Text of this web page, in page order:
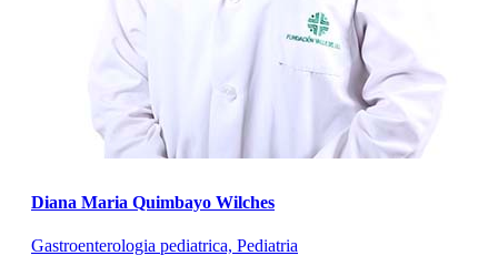
Diana Maria Quimbayo Wilches
Gastroenterologia pediatrica, Pediatria